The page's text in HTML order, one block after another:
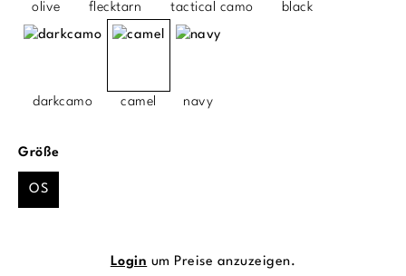
olive flecktarn tactical camo black
darkcamo camel navy
Größeauswählen
OS
Login um Preise anzuzeigen.